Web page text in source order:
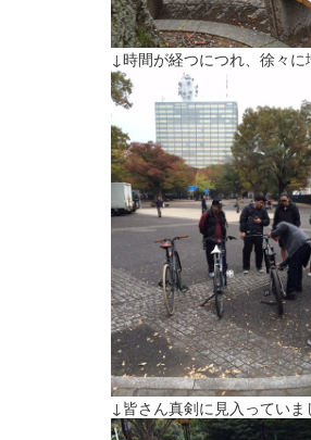
↓時間が経つにつれ、徐々に
↓皆さん真剣に見入っていま